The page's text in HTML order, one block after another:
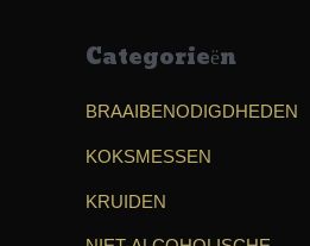
Categorieën
BRAAIBENODIGDHEDEN
KOKSMESSEN
KRUIDEN